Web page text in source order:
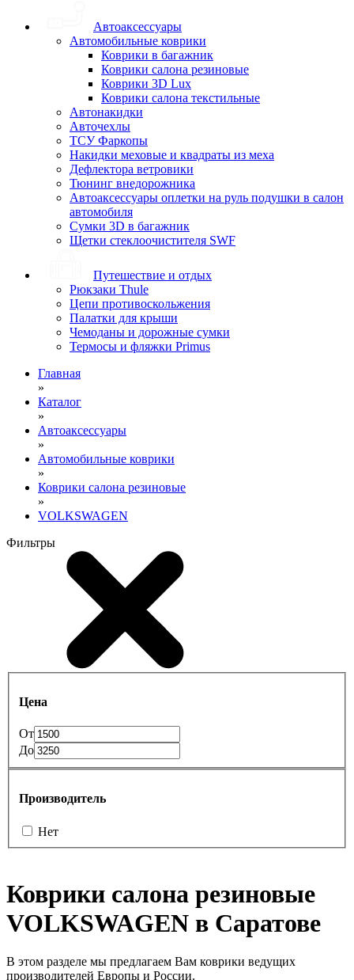
Автоаксессуары
Автомобильные коврики
Коврики в багажник
Коврики салона резиновые
Коврики 3D Lux
Коврики салона текстильные
Автонакидки
Авточехлы
ТСУ Фаркопы
Накидки меховые и квадраты из меха
Дефлектора ветровики
Тюнинг внедорожника
Автоаксессуары оплетки на руль подушки в салон
автомобиля
Сумки 3D в багажник
Щетки стеклоочистителя SWF
Путешествие и отдых
Рюкзаки Thule
Цепи противоскольжения
Палатки для крыши
Чемоданы и дорожные сумки
Термосы и фляжки Primus
Главная
»
Каталог
»
Автоаксессуары
»
Автомобильные коврики
»
Коврики салона резиновые
»
VOLKSWAGEN
Фильтры
Цена
От
До
Производитель
Нет
Коврики салона резиновые
VOLKSWAGEN в Саратове
В этом разделе мы предлагаем Вам коврики ведущих
производителей Европы и России.